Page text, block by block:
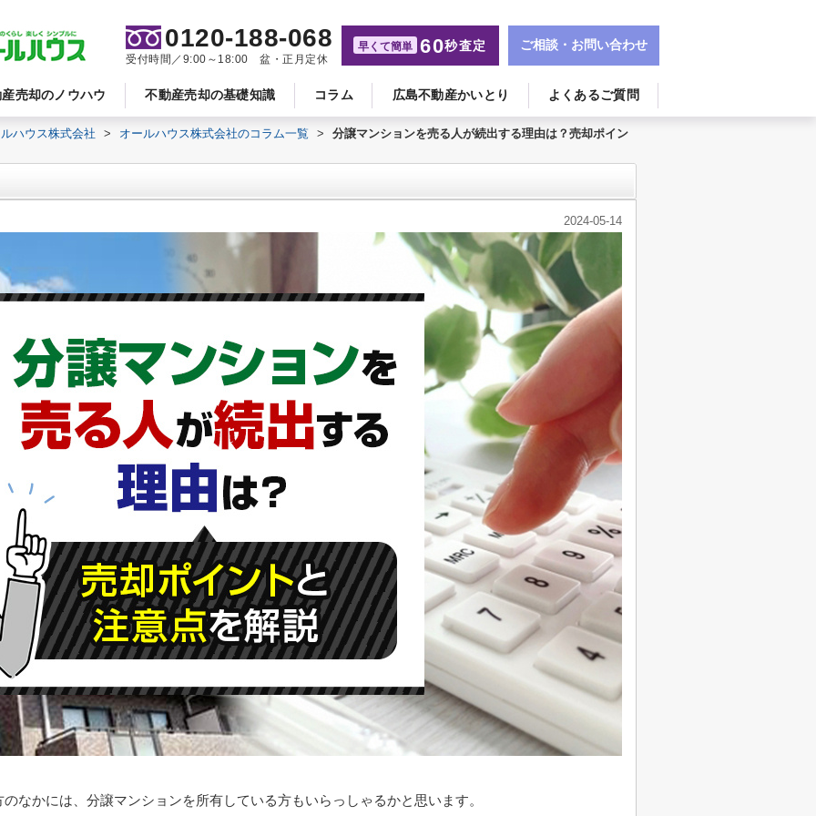
売却のノウハウ 不動産売却の基礎知識 コラム 広島不動産かいとり よくあるご質問
0120-188-068
受付時間／9:00～18:00 盆・正月定休
早くて簡単 60秒査定 ご相談・お問い合わせ
ハウス株式会社 > オールハウス株式会社のコラム一覧 > 分譲マンションを売る人が続出する理由は？売却ポイン
2024-05-14
なかには、分譲マンションを所有している方もいらっしゃるかと思います。